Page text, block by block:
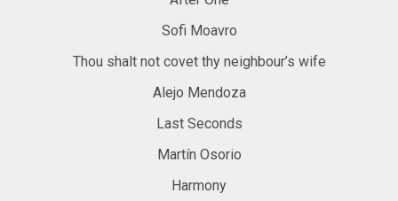
Sofi Moavro
Thou shalt not covet thy neighbour’s wife
Alejo Mendoza
Last Seconds
Martín Osorio
Harmony